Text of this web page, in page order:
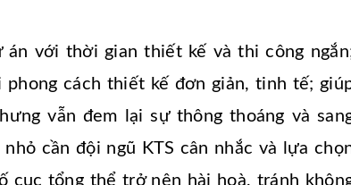
án với thời gian thiết kế và thi công
cách thiết kế đơn giản, tinh tế;
vẫn đem lại sự thông thoáng và
cần đội ngũ KTS cân nhắc và lựa
tổng thể trở nên hài hoà, tránh